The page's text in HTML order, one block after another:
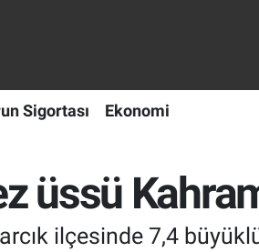
Sigortası Ekonomi
üssü
ilçesinde 7,4